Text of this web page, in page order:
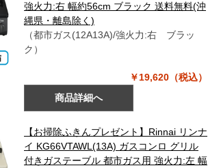
強火力:右 幅約56cm ブラック 送料無料(沖
縄県・離島除く)
（都市ガス(12A13A)/強火力:右 ブラッ
ク）
￥19,620（税込）
商品詳細へ
【お掃除ふきんプレゼント】Rinnai リンナ
イ KG66VTAWL(13A) ガスコンロ グリル
付きガステーブル 都市ガス用 強火力:左 幅